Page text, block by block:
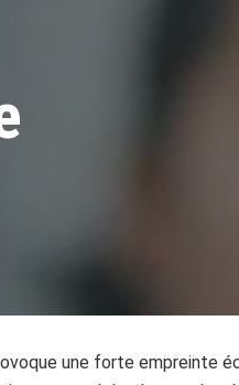
une forte empreinte